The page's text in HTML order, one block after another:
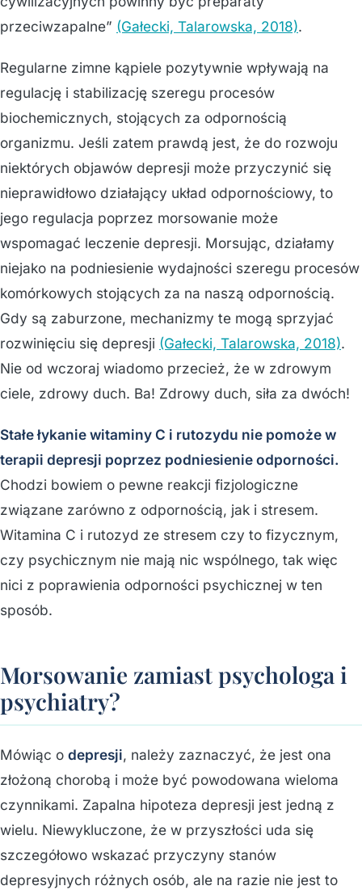
przeciwzapalne” (Gałecki, Talarowska, 2018).
Regularne zimne kąpiele pozytywnie wpływają na
regulację i stabilizację szeregu procesów
biochemicznych, stojących za odpornością
organizmu. Jeśli zatem prawdą jest, że do rozwoju
niektórych objawów depresji może przyczynić się
nieprawidłowo działający układ odpornościowy, to
jego regulacja poprzez morsowanie może
wspomagać leczenie depresji. Morsując, działamy
niejako na podniesienie wydajności szeregu procesów
komórkowych stojących za na naszą odpornością.
Gdy są zaburzone, mechanizmy te mogą sprzyjać
rozwinięciu się depresji (Gałecki, Talarowska, 2018).
Nie od wczoraj wiadomo przecież, że w zdrowym
ciele, zdrowy duch. Ba! Zdrowy duch, siła za dwóch!
Stałe łykanie witaminy C i rutozydu nie pomoże w
terapii depresji poprzez podniesienie odporności.
Chodzi bowiem o pewne reakcji fizjologiczne
związane zarówno z odpornością, jak i stresem.
Witamina C i rutozyd ze stresem czy to fizycznym,
czy psychicznym nie mają nic wspólnego, tak więc
nici z poprawienia odporności psychicznej w ten
sposób.
Morsowanie zamiast psychologa i
psychiatry?
Mówiąc o depresji, należy zaznaczyć, że jest ona
złożoną chorobą i może być powodowana wieloma
czynnikami. Zapalna hipoteza depresji jest jedną z
wielu. Niewykluczone, że w przyszłości uda się
szczegółowo wskazać przyczyny stanów
depresyjnych różnych osób, ale na razie nie jest to